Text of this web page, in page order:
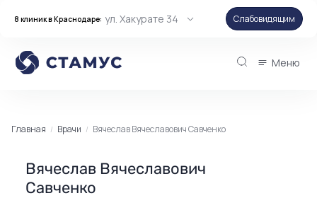
8 клиник в Краснодаре: ул. Хакурате 34 Слабовидящим
Меню
Главная Врачи Вячеслав Вячеславович Савченко
Вячеслав Вячеславович
Савченко